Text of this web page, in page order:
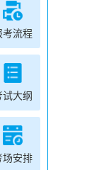
考流程
试大纲
场安排